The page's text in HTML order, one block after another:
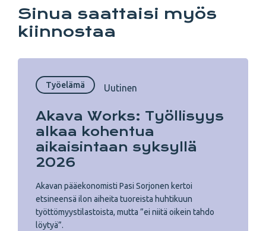
Sinua saattaisi myös
kiinnostaa
Työelämä Uutinen
Akava Works: Työllisyys
alkaa kohentua
aikaisintaan syksyllä
2026
Akavan pääekonomisti Pasi Sorjonen kertoi
etsineensä ilon aiheita tuoreista huhtikuun
työttömyystilastoista, mutta ”ei niitä oikein tahdo
löytyä”.